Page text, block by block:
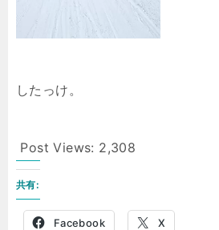
したっけ。
Post Views: 2,308
共有:
Facebook X